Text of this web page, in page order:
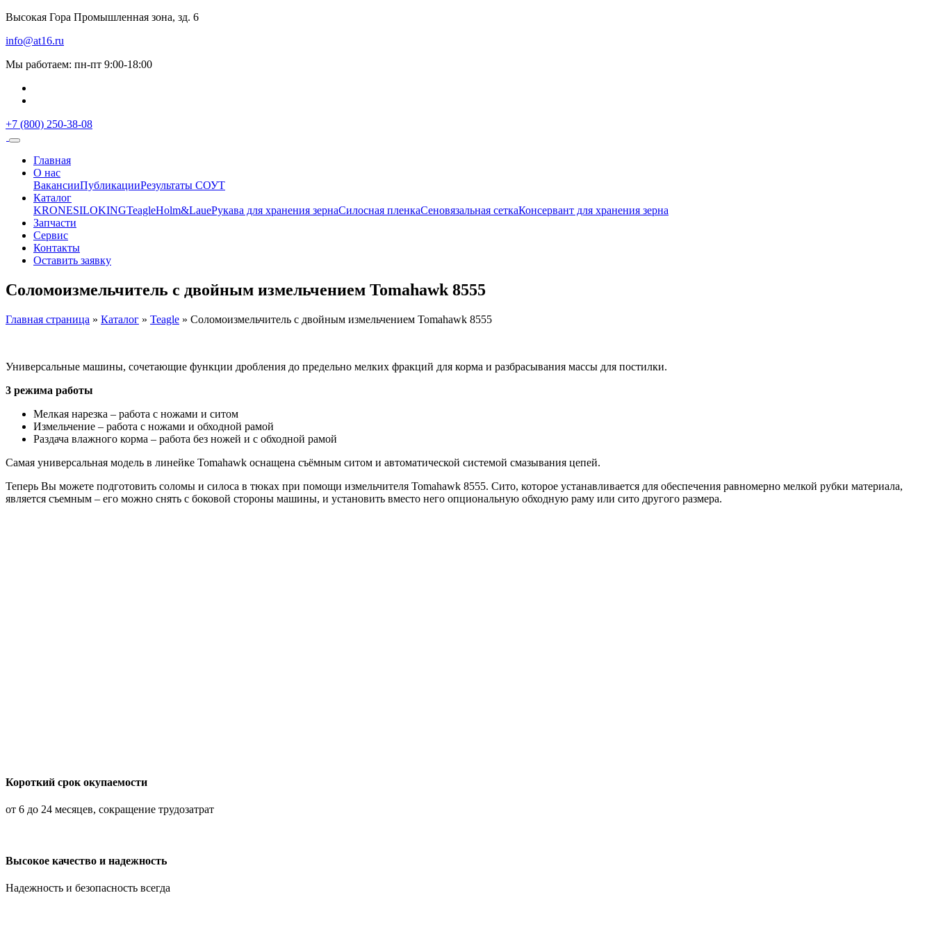
Высокая Гора Промышленная зона, зд. 6
info@at16.ru
Мы работаем: пн-пт 9:00-18:00
+7 (800) 250-38-08
Главная
О нас
ВакансииПубликацииРезультаты СОУТ
Каталог
KRONESILOKINGTeagleHolm&LaueРукава для хранения зернаСилосная пленкаСеновязальная сеткаКонсервант для хранения зерна
Запчасти
Сервис
Контакты
Оставить заявку
Соломоизмельчитель с двойным измельчением Tomahawk 8555
Главная страница » Каталог » Teagle » Соломоизмельчитель с двойным измельчением Tomahawk 8555
Универсальные машины, сочетающие функции дробления до предельно мелких фракций для корма и разбрасывания массы для постилки.
3 режима работы
Мелкая нарезка – работа с ножами и ситом
Измельчение – работа с ножами и обходной рамой
Раздача влажного корма – работа без ножей и с обходной рамой
Самая универсальная модель в линейке Tomahawk оснащена съёмным ситом и автоматической системой смазывания цепей.
Теперь Вы можете подготовить соломы и силоса в тюках при помощи измельчителя Tomahawk 8555. Сито, которое устанавливается для обеспечения равномерно мелкой рубки материала,
является съемным – его можно снять с боковой стороны машины, и установить вместо него опциональную обходную раму или сито другого размера.
Короткий срок окупаемости
от 6 до 24 месяцев, сокращение трудозатрат
Высокое качество и надежность
Надежность и безопасность всегда